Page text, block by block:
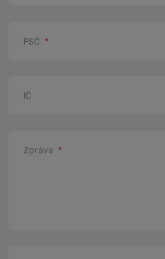
PSČ *
IČ
Zpráva *